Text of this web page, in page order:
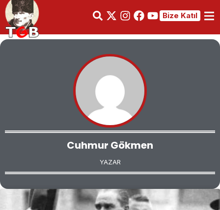
Bize Katıl
Cuhmur Gökmen
YAZAR